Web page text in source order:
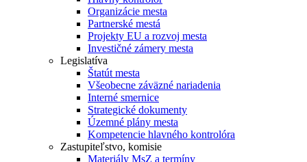
Organizácie mesta
Partnerské mestá
Projekty EU a rozvoj mesta
Investičné zámery mesta
Legislatíva
Štatút mesta
Všeobecne záväzné nariadenia
Interné smernice
Strategické dokumenty
Územné plány mesta
Kompetencie hlavného kontrolóra
Zastupiteľstvo, komisie
Materiály MsZ a termíny